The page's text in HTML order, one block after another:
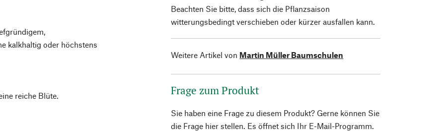
kalkhaltig oder höchstens
reiche Blüte.
Beachten Sie bitte, dass sich die Pflanzsaison
witterungsbedingt verschieben oder kürzer ausfallen kann.
Weitere Artikel von Martin Müller Baumschulen
Frage zum Produkt
Sie haben eine Frage zu diesem Produkt? Gerne können Sie
die Frage hier stellen. Es öffnet sich Ihr E-Mail-Programm.